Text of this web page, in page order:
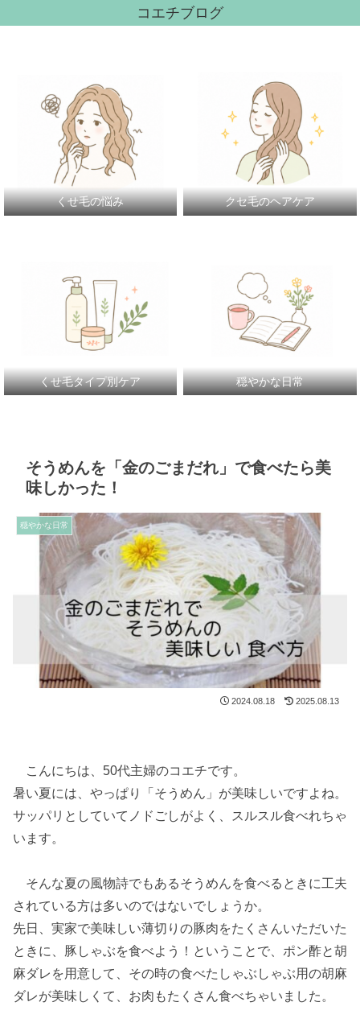
コエチブログ
くせ毛の悩み クセ毛のヘアケア
くせ毛タイプ別ケア 穏やかな日常
そうめんを「金のごまだれ」で食べたら美
味しかった！
穏やかな日常
2024.08.18 2025.08.13
こんにちは、50代主婦のコエチです。
暑い夏には、やっぱり「そうめん」が美味しいですよね。
サッパリとしていてノドごしがよく、スルスル食べれちゃ
います。
そんな夏の風物詩でもあるそうめんを食べるときに工夫
されている方は多いのではないでしょうか。
先日、実家で美味しい薄切りの豚肉をたくさんいただいた
ときに、豚しゃぶを食べよう！ということで、ポン酢と胡
麻ダレを用意して、その時の食べたしゃぶしゃぶ用の胡麻
ダレが美味しくて、お肉もたくさん食べちゃいました。